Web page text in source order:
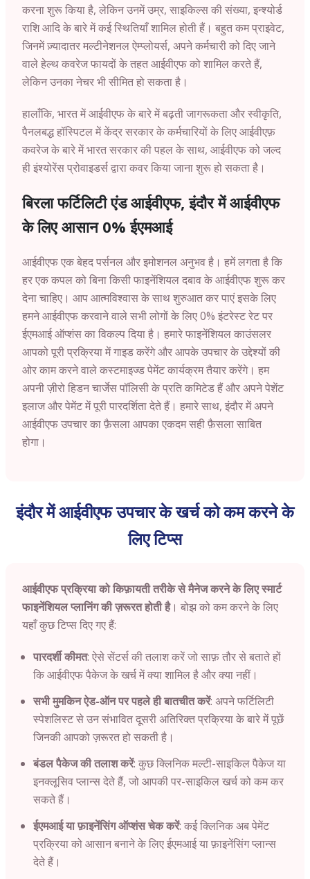
करना शुरू किया है, लेकिन उनमें उम्र, साइकिल्स की संख्या, इन्श्योर्ड
राशि आदि के बारे में कई स्थितियाँ शामिल होती हैं। बहुत कम प्राइवेट,
जिनमें ज़्यादातर मल्टीनेशनल ऐम्प्लोयर्स, अपने कर्मचारी को दिए जाने
वाले हेल्थ कवरेज फायदों के तहत आईवीएफ को शामिल करते हैं,
लेकिन उनका नेचर भी सीमित हो सकता है।
हालाँकि, भारत में आईवीएफ के बारे में बढ़ती जागरूकता और स्वीकृति,
पैनलबद्ध हॉस्पिटल में केंद्र सरकार के कर्मचारियों के लिए आईवीएफ़
कवरेज के बारे में भारत सरकार की पहल के साथ, आईवीएफ को जल्द
ही इंश्योरेंस प्रोवाइडर्स द्वारा कवर किया जाना शुरू हो सकता है।
बिरला फर्टिलिटी एंड आईवीएफ, इंदौर में आईवीएफ
के लिए आसान 0% ईएमआई
आईवीएफ एक बेहद पर्सनल और इमोशनल अनुभव है। हमें लगता है कि
हर एक कपल को बिना किसी फाइनेंशियल दबाव के आईवीएफ शुरू कर
देना चाहिए। आप आत्मविश्वास के साथ शुरुआत कर पाएं इसके लिए
हमने आईवीएफ करवाने वाले सभी लोगों के लिए 0% इंटरेस्ट रेट पर
ईएमआई ऑप्शंस का विकल्प दिया है। हमारे फाइनेंशियल काउंसलर
आपको पूरी प्रक्रिया में गाइड करेंगे और आपके उपचार के उद्देश्यों की
ओर काम करने वाले कस्टमाइज्ड पेमेंट कार्यक्रम तैयार करेंगे। हम
अपनी ज़ीरो हिडन चार्जेस पॉलिसी के प्रति कमिटेड हैं और अपने पेशेंट
इलाज और पेमेंट में पूरी पारदर्शिता देते हैं। हमारे साथ, इंदौर में अपने
आईवीएफ उपचार का फ़ैसला आपका एकदम सही फ़ैसला साबित
होगा।
इंदौर में आईवीएफ उपचार के खर्च को कम करने के
लिए टिप्स
आईवीएफ प्रक्रिया को किफ़ायती तरीके से मैनेज करने के लिए स्मार्ट
फाइनेंशियल प्लानिंग की ज़रूरत होती है। बोझ को कम करने के लिए
यहाँ कुछ टिप्स दिए गए हैं:
पारदर्शी कीमत: ऐसे सेंटर्स की तलाश करें जो साफ़ तौर से बताते हों
कि आईवीएफ पैकेज के खर्च में क्या शामिल है और क्या नहीं।
सभी मुमकिन ऐड-ऑन पर पहले ही बातचीत करें: अपने फर्टिलिटी
स्पेशलिस्ट से उन संभावित दूसरी अतिरिक्त प्रक्रिया के बारे में पूछें
जिनकी आपको ज़रूरत हो सकती है।
बंडल पैकेज की तलाश करें: कुछ क्लिनिक मल्टी-साइकिल पैकेज या
इनक्लूसिव प्लान्स देते हैं, जो आपकी पर-साइकिल खर्च को कम कर
सकते हैं।
ईएमआई या फ़ाइनेंसिंग ऑप्शंस चेक करें: कई क्लिनिक अब पेमेंट
प्रक्रिया को आसान बनाने के लिए ईएमआई या फ़ाइनेंसिंग प्लान्स
देते हैं।